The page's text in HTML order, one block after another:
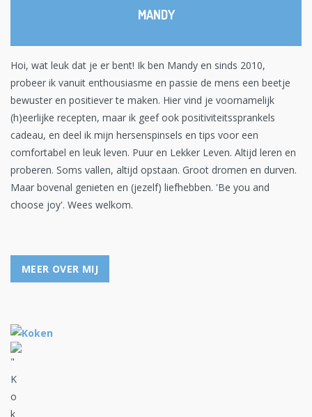
MANDY
Hoi, wat leuk dat je er bent! Ik ben Mandy en sinds 2010,
probeer ik vanuit enthousiasme en passie de mens een beetje
bewuster en positiever te maken. Hier vind je voornamelijk
(h)eerlijke recepten, maar ik geef ook positiviteitssprankels
cadeau, en deel ik mijn hersenspinsels en tips voor een
comfortabel en leuk leven. Puur en Lekker Leven. Altijd leren en
proberen. Soms vallen, altijd opstaan. Groot dromen en durven.
Maar bovenal genieten en (jezelf) liefhebben. 'Be you and
choose joy'. Wees welkom.
MEER OVER MIJ